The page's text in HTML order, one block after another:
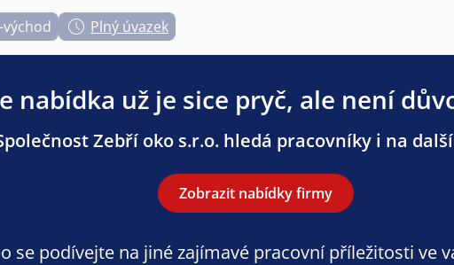
východ Plný úvazek
nabídka už je sice pryč, ale není
Zebří oko s.r.o. hledá pracovníky i na
Zobrazit nabídky firmy
se podívejte na jiné zajímavé pracovní příležitosti ve